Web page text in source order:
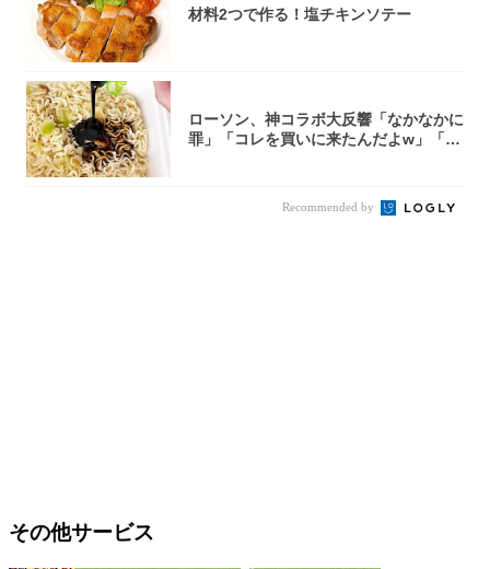
材料2つで作る！塩チキンソテー
ローソン、神コラボ大反響「なかなかに
罪」「コレを買いに来たんだよw」「３
Recommended by
その他サービス